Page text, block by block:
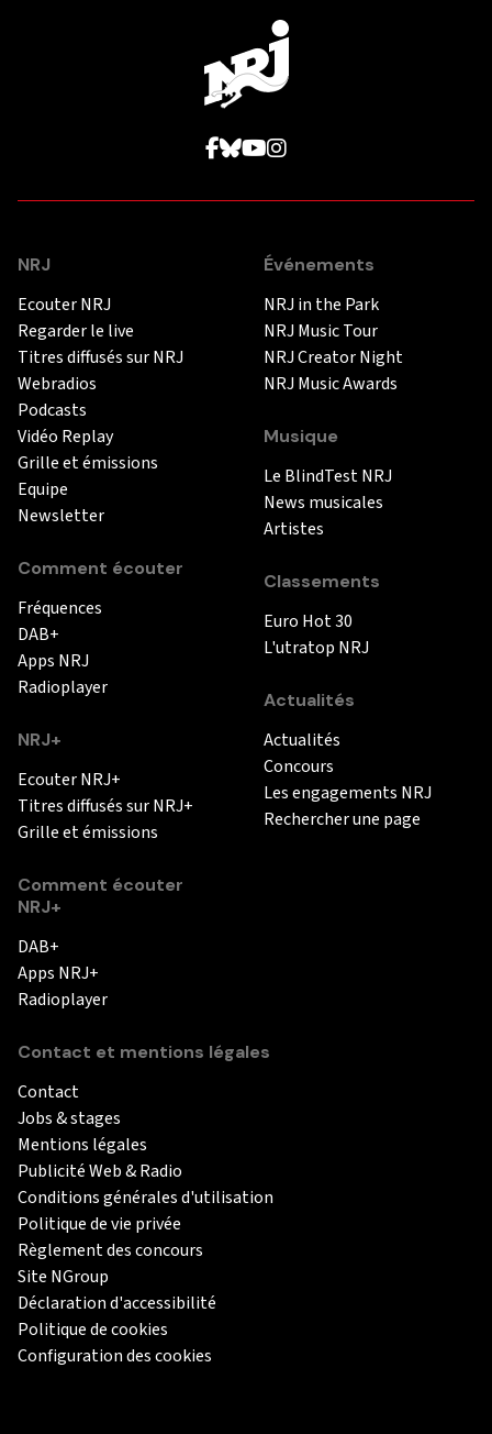
NRJ
Ecouter NRJ
Regarder le live
Titres diffusés sur NRJ
Webradios
Podcasts
Vidéo Replay
Grille et émissions
Equipe
Newsletter
Comment écouter
Fréquences
DAB+
Apps NRJ
Radioplayer
NRJ+
Ecouter NRJ+
Titres diffusés sur NRJ+
Grille et émissions
Comment écouter
NRJ+
DAB+
Apps NRJ+
Radioplayer
Événements
NRJ in the Park
NRJ Music Tour
NRJ Creator Night
NRJ Music Awards
Musique
Le BlindTest NRJ
News musicales
Artistes
Classements
Euro Hot 30
L'utratop NRJ
Actualités
Actualités
Concours
Les engagements NRJ
Rechercher une page
Contact et mentions légales
Contact
Jobs & stages
Mentions légales
Publicité Web & Radio
Conditions générales d'utilisation
Politique de vie privée
Règlement des concours
Site NGroup
Déclaration d'accessibilité
Politique de cookies
Configuration des cookies